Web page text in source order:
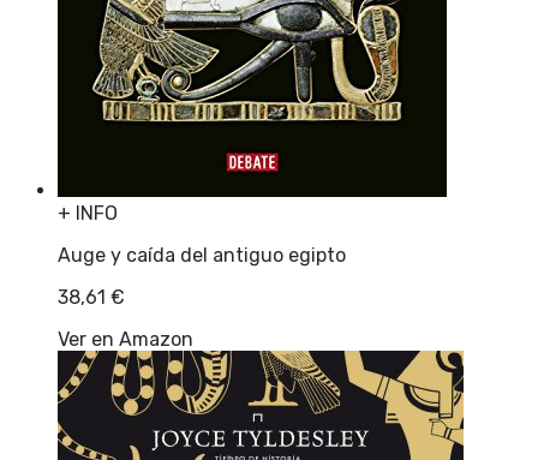
+ INFO
Auge y caída del antiguo egipto
38,61 €
Ver en Amazon